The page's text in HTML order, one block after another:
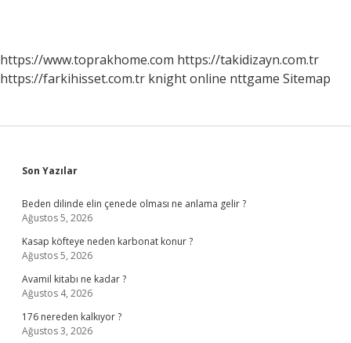
https://www.toprakhome.com https://takidizayn.com.tr
https://farkihisset.com.tr knight online nttgame Sitemap
Sidebar
Son Yazılar
Beden dilinde elin çenede olması ne anlama gelir ?
Ağustos 5, 2026
Kasap köfteye neden karbonat konur ?
Ağustos 5, 2026
Avamil kitabı ne kadar ?
Ağustos 4, 2026
176 nereden kalkıyor ?
Ağustos 3, 2026